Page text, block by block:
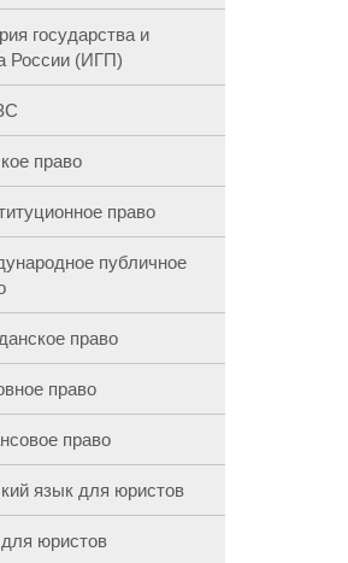
государства и
России (ИГП)
право
право
публичное
право
право
право
язык для юристов
юристов